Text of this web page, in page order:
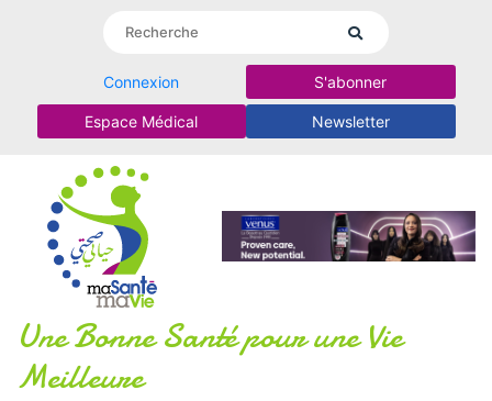
Connexion S'abonner
Espace Médical Newsletter
Une Bonne Santé pour une Vie
Meilleure